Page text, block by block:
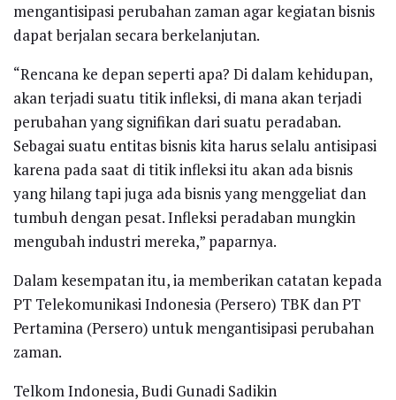
mengantisipasi perubahan zaman agar kegiatan bisnis
dapat berjalan secara berkelanjutan.
“Rencana ke depan seperti apa? Di dalam kehidupan,
akan terjadi suatu titik infleksi, di mana akan terjadi
perubahan yang signifikan dari suatu peradaban.
Sebagai suatu entitas bisnis kita harus selalu antisipasi
karena pada saat di titik infleksi itu akan ada bisnis
yang hilang tapi juga ada bisnis yang menggeliat dan
tumbuh dengan pesat. Infleksi peradaban mungkin
mengubah industri mereka,” paparnya.
Dalam kesempatan itu, ia memberikan catatan kepada
PT Telekomunikasi Indonesia (Persero) TBK dan PT
Pertamina (Persero) untuk mengantisipasi perubahan
zaman.
Telkom Indonesia, Budi Gunadi Sadikin